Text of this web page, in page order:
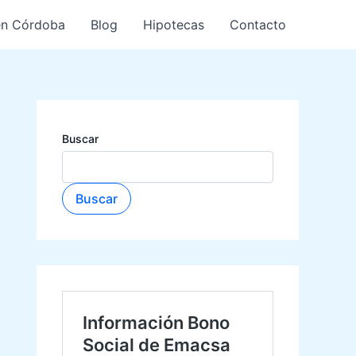
Córdoba Blog Hipotecas Contacto
Buscar
Buscar